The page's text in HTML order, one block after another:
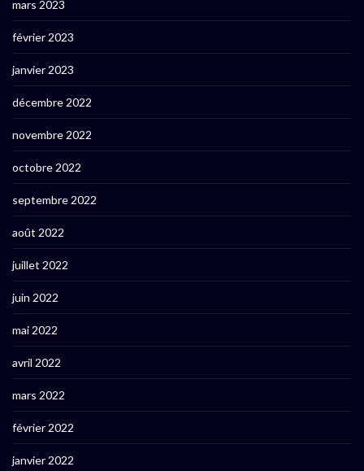
mars 2023
février 2023
janvier 2023
décembre 2022
novembre 2022
octobre 2022
septembre 2022
août 2022
juillet 2022
juin 2022
mai 2022
avril 2022
mars 2022
février 2022
janvier 2022